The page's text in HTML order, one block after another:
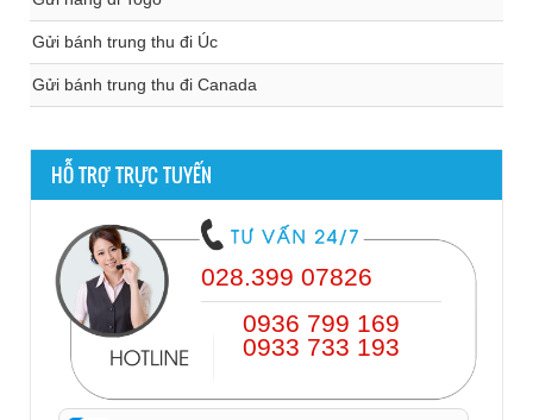
Gửi bánh trung thu đi Úc
Gửi bánh trung thu đi Canada
HỖ TRỢ TRỰC TUYẾN
028.399 07826
0936 799 169
0933 733 193